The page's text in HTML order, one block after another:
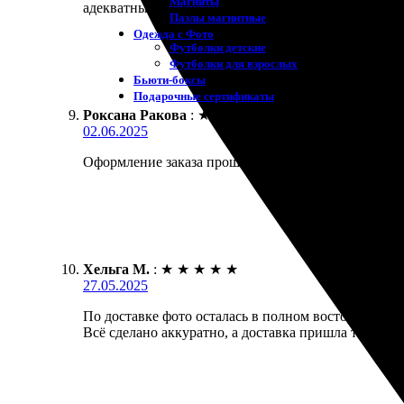
Пазлы магнитные
Одежда с Фото
Футболки детские
Футболки для взрослых
Бьюти-боксы
Подарочные сертификаты
адекватные, а качество на высоте. Получил заказ
Роксана Ракова : ★
02.06.2025
Оформление заказа прошло легко и быстро.
Хельга М. : ★ ★ ★ ★ ★
27.05.2025
По доставке фото осталась в полном восторге!
Всё сделано аккуратно, а доставка пришла точно